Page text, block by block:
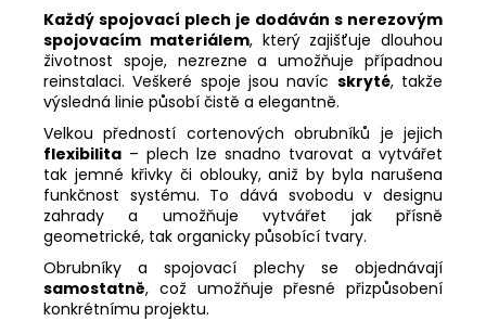
Každý spojovací plech je dodáván s nerezovým
spojovacím materiálem, který zajišťuje dlouhou
životnost spoje, nezrezne a umožňuje případnou
reinstalaci. Veškeré spoje jsou navíc skryté, takže
výsledná linie působí čistě a elegantně.
Velkou předností cortenových obrubníků je jejich
flexibilita – plech lze snadno tvarovat a vytvářet
tak jemné křivky či oblouky, aniž by byla narušena
funkčnost systému. To dává svobodu v designu
zahrady a umožňuje vytvářet jak přísně
geometrické, tak organicky působící tvary.
Obrubníky a spojovací plechy se objednávají
samostatně, což umožňuje přesné přizpůsobení
konkrétnímu projektu.